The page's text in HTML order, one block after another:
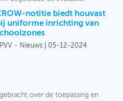
notitie biedt houvast
uniforme inrichting van
- Nieuws 05-12-2024
over de toepassing en